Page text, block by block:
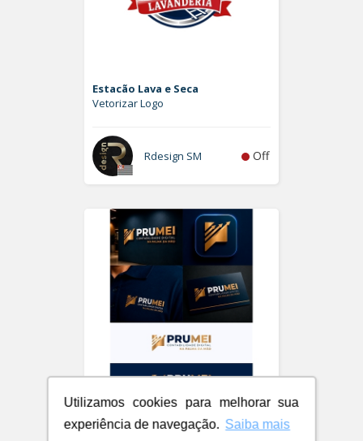
Utilizamos cookies para melhorar sua
experiência de navegação. Saiba mais
Estacão Lava e Seca
Vetorizar Logo
Rdesign SM Off
PRUMEI - Contabilidade Digital
Logo